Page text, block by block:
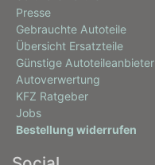
Presse
Gebrauchte Autoteile
Übersicht Ersatzteile
Günstige Autoteileanbieter
Autoverwertung
KFZ Ratgeber
Jobs
Bestellung widerrufen